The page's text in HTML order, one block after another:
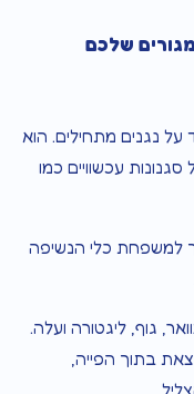
שלכם
על נגנים מתחילים. הוא
סגנונות עכשוויים כמו
למשפחת כלי הנשיפה
גוף, ליגטורה ועלה.
בתוך הפייה,